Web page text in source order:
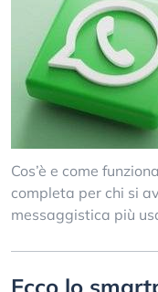
Cos’è e come
completa per chi si
messaggistica più
Ecco lo